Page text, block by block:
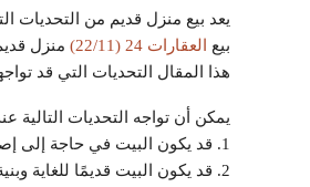
يعد بيع منزل قديم من التحديات
بيع
العقارات 24 (22/11)
منزل
هذا المقال التحديات التي قد
يمكن أن تواجه التحديات التالية
1. قد يكون البيت في حاجة إلى إصلاحات كبيرة قبل بيعه، مما يتطلب تكلفة إضافية ووقت طويل.
2. قد يكون البيت قديمًا للغاية وبنية قديمة، مما قد يصعب على المشترين تحمل تكاليف التجديد والصيانة.